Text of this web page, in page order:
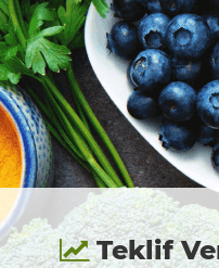
Teklif